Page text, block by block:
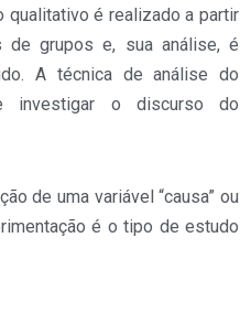
qualitativo é realizado a partir
grupos e, sua análise, é
A técnica de análise do
investigar o discurso do
de uma variável “causa” ou
é o tipo de estudo